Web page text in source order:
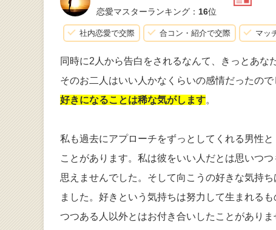
恋愛マスターランキング： 16位
社内恋愛で交際 合コン・紹介で交際 マッ
同時に2人から告白をされるなんて、きっとあな
そのお二人はいい人かなくらいの感情だったので
好きになることは稀な気がします。
私も過去にアプローチをずっとしてくれる男性
ことがあります。私は彼をいい人だとは思いつ
思えませんでした。そして向こうの好きな気持
ました。好きという気持ちは努力して生まれる
つつある人以外とはお付き合いしたことがありま